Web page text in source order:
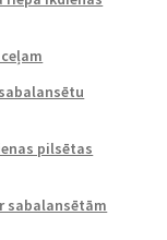
pilsētas
sabalansētām